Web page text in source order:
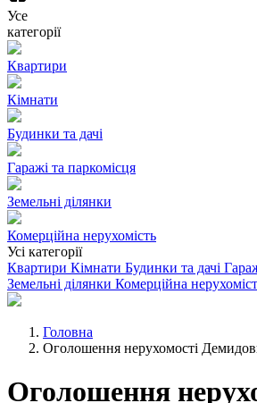
Усе
категорії
Квартири
Кімнати
Будинки та дачі
Гаражі та паркомісця
Земельні ділянки
Комерційна нерухомість
Усі категорії
Квартири Кімнати Будинки та дачі
Земельні ділянки Комерційна
Головна
Оголошення нерухомості
Оголошення